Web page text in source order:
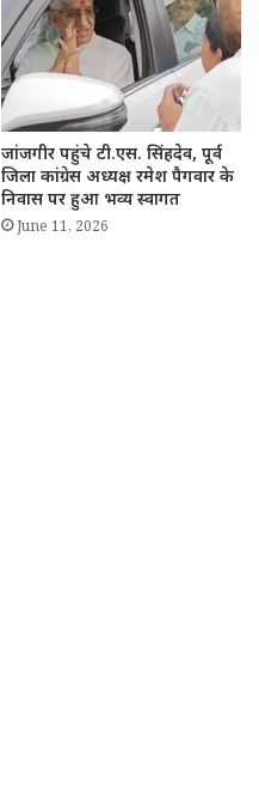
जांजगीर पहुंचे टी.एस. सिंहदेव, पूर्व
जिला कांग्रेस अध्यक्ष रमेश पैगवार के
निवास पर हुआ भव्य स्वागत
June 11, 2026